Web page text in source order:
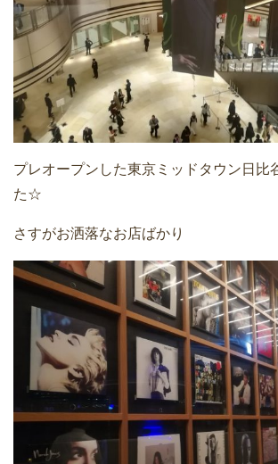
プレオープンした東京ミッドタウン日比
た☆
さすがお洒落なお店ばかり